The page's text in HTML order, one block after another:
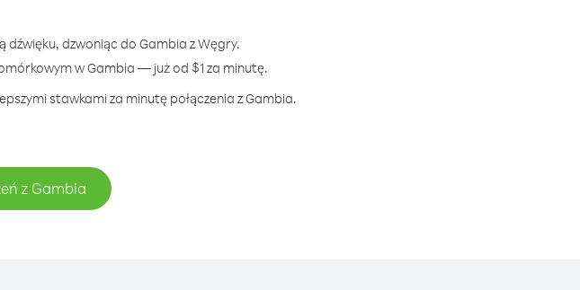
dźwięku, dzwoniąc do Gambia z Węgry.
w Gambia — już od $1 za minutę.
stawkami za minutę połączenia z Gambia.
z Gambia